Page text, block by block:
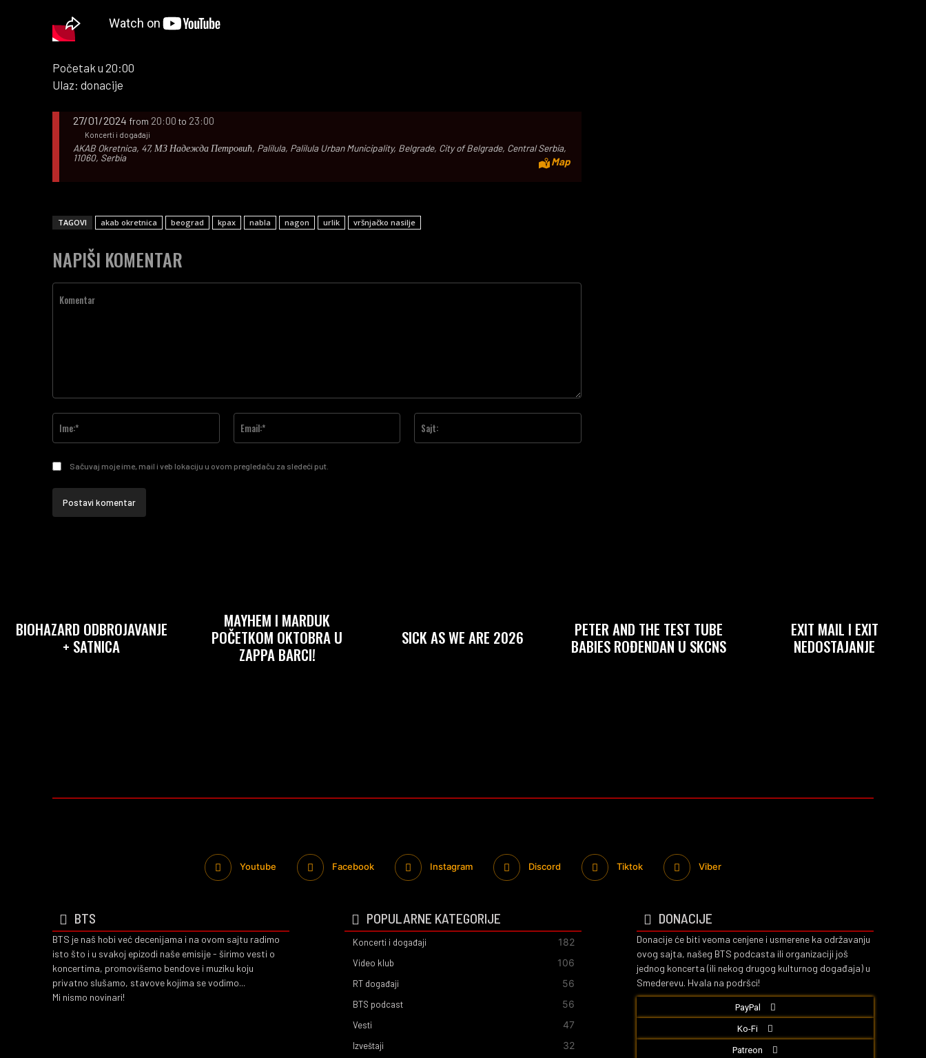
Početak u 20:00
Ulaz: donacije
27/01/2024 from 20:00 to 23:00
Koncerti i događaji
AKAB Okretnica, 47, МЗ Надежда Петровић, Palilula, Palilula Urban Municipality, Belgrade, City of Belgrade, Central Serbia,
11060, Serbia
Map
TAGOVI akab okretnica beograd kpax nabla nagon urlik vršnjačko nasilje
NAPIŠI KOMENTAR
Sačuvaj moje ime, mail i veb lokaciju u ovom pregledaču za sledeći put.
BIOHAZARD ODBROJAVANJE
+ SATNICA
MAYHEM I MARDUK
POČETKOM OKTOBRA U
ZAPPA BARCI!
SICK AS WE ARE 2026
PETER AND THE TEST TUBE
BABIES ROĐENDAN U SKCNS
EXIT MAIL I EXIT
NEDOSTAJANJE
Youtube Facebook Instagram Discord Tiktok Viber
BTS
BTS je naš hobi već decenijama i na ovom sajtu radimo
isto što i u svakoj epizodi naše emisije - širimo vesti o
koncertima, promovišemo bendove i muziku koju
privatno slušamo, stavove kojima se vodimo...
Mi nismo novinari!
POPULARNE KATEGORIJE
Koncerti i događaji 182
Video klub 106
RT događaji 56
BTS podcast 56
Vesti 47
Izveštaji 32
DONACIJE
Donacije će biti veoma cenjene i usmerene ka održavanju
ovog sajta, našeg BTS podcasta ili organizaciji još
jednog koncerta (ili nekog drugog kulturnog događaja) u
Smederevu. Hvala na podršci!
PayPal
Ko-Fi
Patreon